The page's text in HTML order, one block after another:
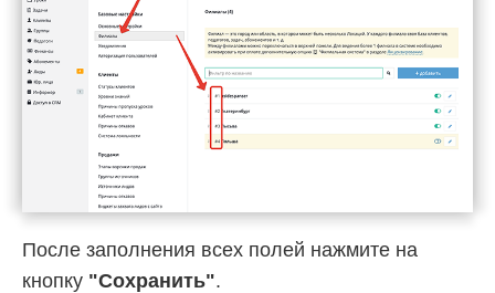
После заполнения всех полей нажмите на
кнопку "Сохранить".